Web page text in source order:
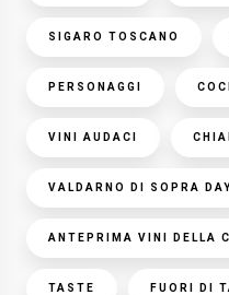
SIGARO TOSCANO
PERSONAGGI
VINI AUDACI
VALDARNO DI SOPRA
ANTEPRIMA VINI DELLA
TASTE FUORI DI